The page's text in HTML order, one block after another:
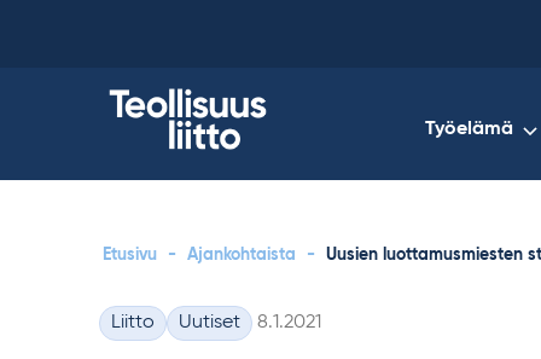
Työelämä
Etusivu - Ajankohtaista - Uusien luottamusmiesten
Kategoriat
Liitto Uutiset Kirjoitettu
8.1.2021